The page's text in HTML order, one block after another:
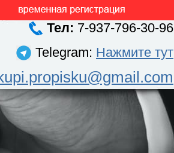
Тел: 7-937-796-30-96
Telegram: Нажмите тут